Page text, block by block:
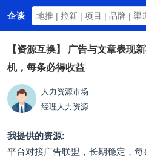
企谈
首页
商务资源
资讯动态
关于我们
【资源互换】
广告与文章表现
机，每条必得收益
人力资源市场
经理人力资源
我提供的资源:
平台对接广告联盟，长期稳定，